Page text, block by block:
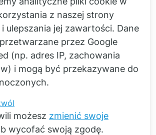
więcej o pomiarze i
drgań roboczych
spersonalizowanych i
informacji na temat
z naszej strony
ulepszania jej zawartości. Dane
przez Google
(np. adres IP, zachowania
i mogą być przekazywane do
możesz zmienić swoje
wycofać swoją zgodę.